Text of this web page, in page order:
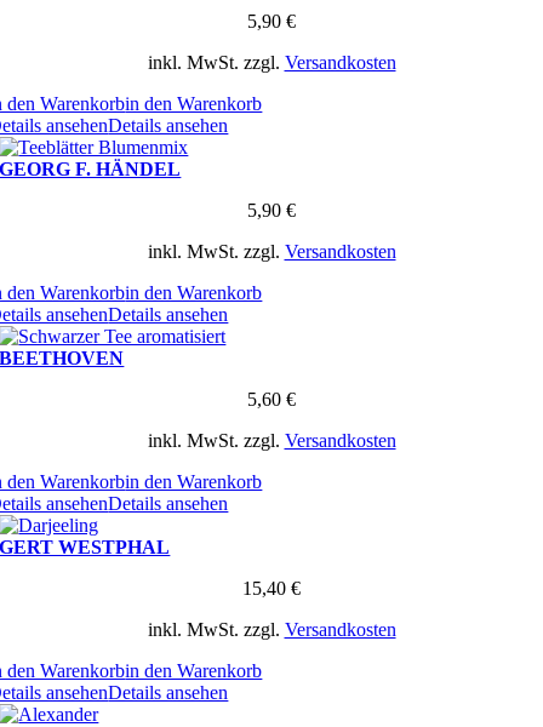
5,90 €
inkl. MwSt. zzgl. Versandkosten
den Warenkorbin den Warenkorb
ansehenDetails ansehen
GEORG F. HÄNDEL
5,90 €
inkl. MwSt. zzgl. Versandkosten
den Warenkorbin den Warenkorb
ansehenDetails ansehen
BEETHOVEN
5,60 €
inkl. MwSt. zzgl. Versandkosten
den Warenkorbin den Warenkorb
ansehenDetails ansehen
GERT WESTPHAL
15,40 €
inkl. MwSt. zzgl. Versandkosten
den Warenkorbin den Warenkorb
ansehenDetails ansehen